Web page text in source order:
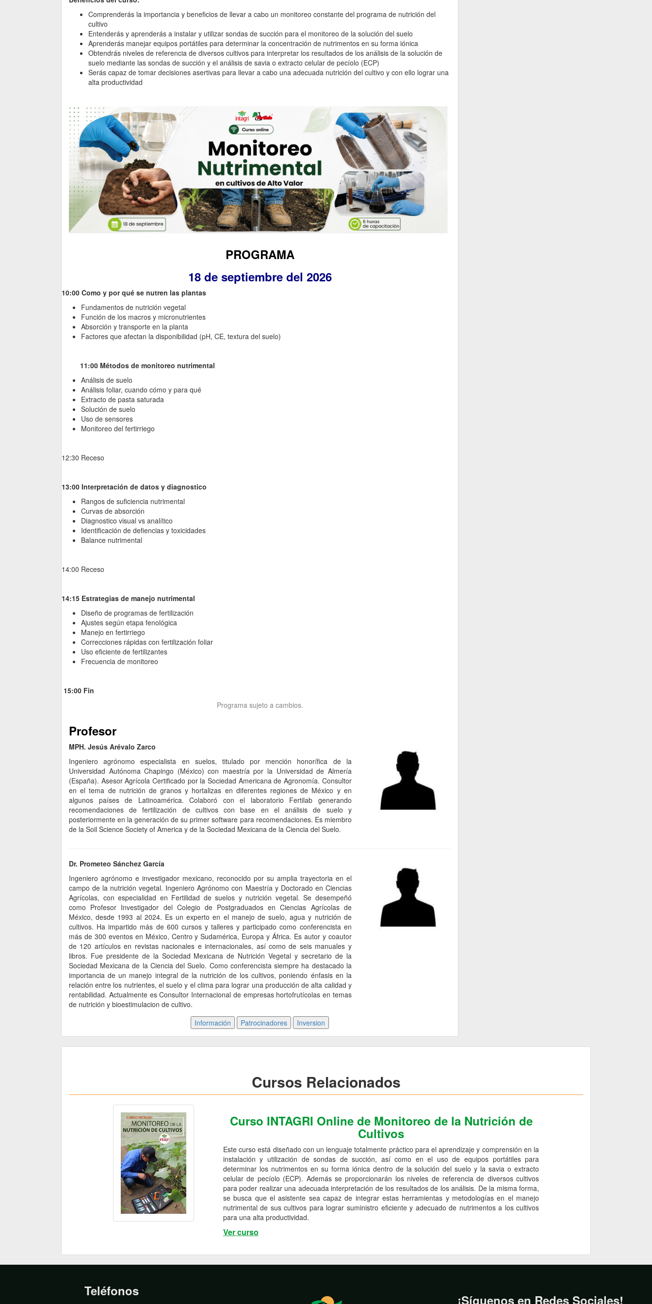
Comprenderás la importancia y beneficios de llevar a cabo un monitoreo constante del programa de nutrición del
cultivo
Entenderás y aprenderás a instalar y utilizar sondas de succión para el monitoreo de la solución del suelo
Aprenderás manejar equipos portátiles para determinar la concentración de nutrimentos en su forma iónica
Obtendrás niveles de referencia de diversos cultivos para interpretar los resultados de los análisis de la solución de
suelo mediante las sondas de succión y el análisis de savia o extracto celular de pecíolo (ECP)
Serás capaz de tomar decisiones asertivas para llevar a cabo una adecuada nutrición del cultivo y con ello lograr una
alta productividad
PROGRAMA
18 de septiembre del 2026
10:00 Como y por qué se nutren las plantas
Fundamentos de nutrición vegetal
Función de los macros y micronutrientes
Absorción y transporte en la planta
Factores que afectan la disponibilidad (pH, CE, textura del suelo)
11:00 Métodos de monitoreo nutrimental
Análisis de suelo
Análisis foliar, cuando cómo y para qué
Extracto de pasta saturada
Solución de suelo
Uso de sensores
Monitoreo del fertirriego
12:30 Receso
13:00 Interpretación de datos y diagnostico
Rangos de suficiencia nutrimental
Curvas de absorción
Diagnostico visual vs analítico
Identificación de defiencias y toxicidades
Balance nutrimental
14:00 Receso
14:15 Estrategias de manejo nutrimental
Diseño de programas de fertilización
Ajustes según etapa fenológica
Manejo en fertirriego
Correcciones rápidas con fertilización foliar
Uso eficiente de fertilizantes
Frecuencia de monitoreo
15:00 Fin
Programa sujeto a cambios.
Profesor
MPH. Jesús Arévalo Zarco
Ingeniero agrónomo especialista en suelos, titulado por mención honorífica de la
Universidad Autónoma Chapingo (México) con maestría por la Universidad de Almería
(España). Asesor Agrícola Certificado por la Sociedad Americana de Agronomía. Consultor
en el tema de nutrición de granos y hortalizas en diferentes regiones de México y en
algunos países de Latinoamérica. Colaboró con el laboratorio Fertilab generando
recomendaciones de fertilización de cultivos con base en el análisis de suelo y
posteriormente en la generación de su primer software para recomendaciones. Es miembro
de la Soil Science Society of America y de la Sociedad Mexicana de la Ciencia del Suelo.
Dr. Prometeo Sánchez García
Ingeniero agrónomo e investigador mexicano, reconocido por su amplia trayectoria en el
campo de la nutrición vegetal. Ingeniero Agrónomo con Maestría y Doctorado en Ciencias
Agrícolas, con especialidad en Fertilidad de suelos y nutrición vegetal. Se desempeñó
como Profesor Investigador del Colegio de Postgraduados en Ciencias Agrícolas de
México, desde 1993 al 2024. Es un experto en el manejo de suelo, agua y nutrición de
cultivos. Ha impartido más de 600 cursos y talleres y participado como conferencista en
más de 300 eventos en México, Centro y Sudamérica, Europa y África. Es autor y coautor
de 120 artículos en revistas nacionales e internacionales, así como de seis manuales y
libros. Fue presidente de la Sociedad Mexicana de Nutrición Vegetal y secretario de la
Sociedad Mexicana de la Ciencia del Suelo. Como conferencista siempre ha destacado la
importancia de un manejo integral de la nutrición de los cultivos, poniendo énfasis en la
relación entre los nutrientes, el suelo y el clima para lograr una producción de alta calidad y
rentabilidad. Actualmente es Consultor Internacional de empresas hortofrutícolas en temas
de nutrición y bioestimulacion de cultivo.
Cursos Relacionados
Curso INTAGRI Online de Monitoreo de la Nutrición de
Cultivos
Este curso está diseñado con un lenguaje totalmente práctico para el aprendizaje y comprensión en la
instalación y utilización de sondas de succión, así como en el uso de equipos portátiles para
determinar los nutrimentos en su forma iónica dentro de la solución del suelo y la savia o extracto
celular de pecíolo (ECP). Además se proporcionarán los niveles de referencia de diversos cultivos
para poder realizar una adecuada interpretación de los resultados de los análisis. De la misma forma,
se busca que el asistente sea capaz de integrar estas herramientas y metodologías en el manejo
nutrimental de sus cultivos para lograr suministro eficiente y adecuado de nutrimentos a los cultivos
para una alta productividad.
Ver curso
Teléfonos
¡Síguenos en Redes Sociales!